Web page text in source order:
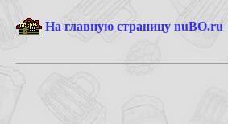
На главную страницу nuBO.ru